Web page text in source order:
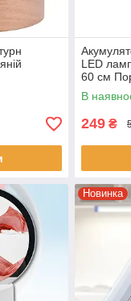
LED
60 см
В
249 ₴
Новинка